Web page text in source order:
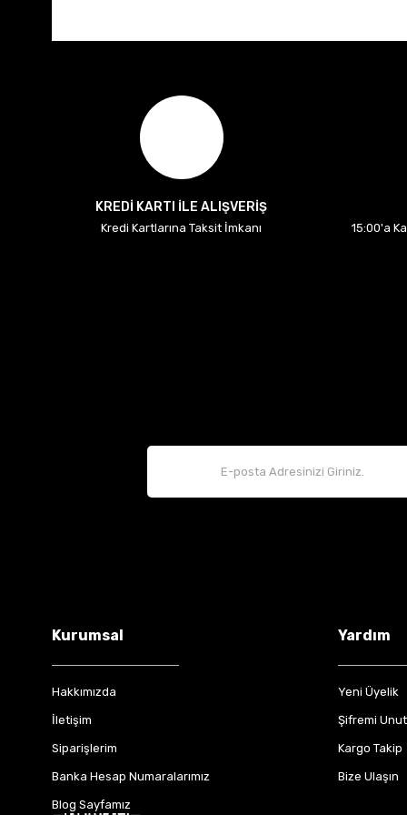
KREDİ KARTI İLE ALIŞVERİŞ
Kredi Kartlarına Taksit İmkanı
15:00'a
Kurumsal
Hakkımızda
İletişim
Siparişlerim
Banka Hesap Numaralarımız
Blog Sayfamız
Yardım
Yeni Üyelik
Şifremi
Kargo Takip
Bize Ulaşın